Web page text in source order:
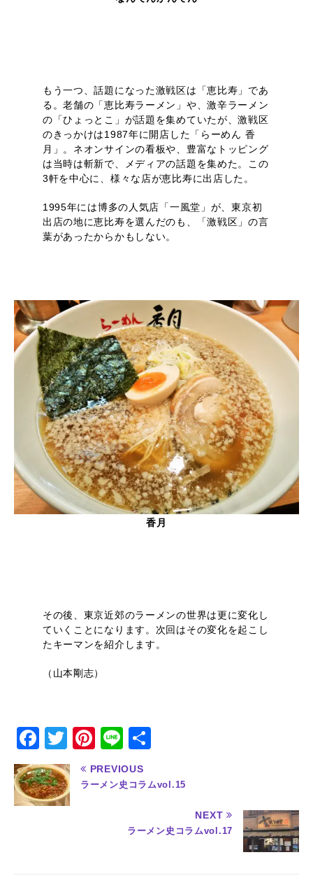
もう一つ、話題になった激戦区は「恵比寿」であ
る。老舗の「恵比寿ラーメン」や、激辛ラーメン
の「ひょっとこ」が話題を集めていたが、激戦区
のきっかけは1987年に開店した「らーめん 香
月」。ネオンサインの看板や、豊富なトッピング
は当時は斬新で、メディアの話題を集めた。この
3軒を中心に、様々な店が恵比寿に出店した。
1995年には博多の人気店「一風堂」が、東京初
出店の地に恵比寿を選んだのも、「激戦区」の言
葉があったからかもしない。
香月
その後、東京近郊のラーメンの世界は更に変化し
ていくことになります。次回はその変化を起こし
たキーマンを紹介します。
（山本剛志）
F
a
c
e
T
w
it
te
Pi
n
te
Li
n
e
PREVIOUS
ラーメン史コラムvol.15
NEXT
ラーメン史コラムvol.17